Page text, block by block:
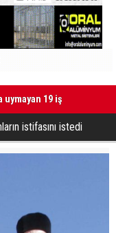
uymayan 19 iş
istifasını istedi